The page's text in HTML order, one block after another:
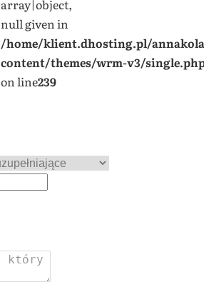
array|object,
null given in
/home/klient.dhosting.pl/
content/themes/wrm-v3/
on line239